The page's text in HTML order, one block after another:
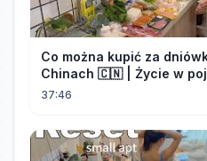
Co można kupić za
Chinach 🇨🇳 | Życie w
37:46